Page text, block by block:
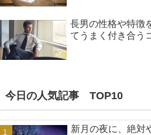
長男の性格や特徴
てうまく付き合う
今日の人気記事 TOP10
新月の夜に、絶対